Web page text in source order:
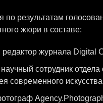
результатам
жюри в составе:
журнала Digital
сотрудник
современного